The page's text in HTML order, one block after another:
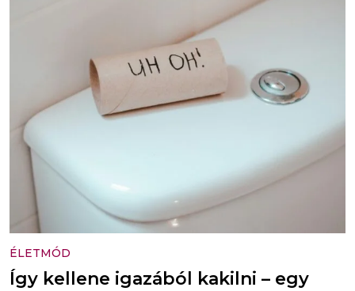
ÉLETMÓD
Így kellene igazából kakilni – egy